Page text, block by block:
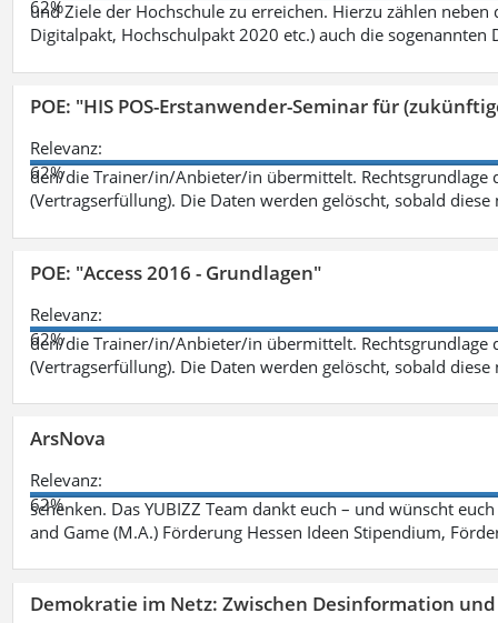
62%
und Ziele der Hochschule zu erreichen. Hierzu zählen
Digitalpakt, Hochschulpakt 2020 etc.) auch die
POE: "HIS POS-Erstanwender-Seminar für
Relevanz:
62%
den/die Trainer/in/Anbieter/in übermittelt. Rechtsgrundlage
(Vertragserfüllung). Die Daten werden gelöscht, sobald
POE: "Access 2016 - Grundlagen"
Relevanz:
62%
den/die Trainer/in/Anbieter/in übermittelt. Rechtsgrundlage
(Vertragserfüllung). Die Daten werden gelöscht, sobald
ArsNova
Relevanz:
62%
schenken. Das YUBIZZ Team dankt euch – und wünscht
and Game (M.A.) Förderung Hessen Ideen Stipendium,
Demokratie im Netz: Zwischen Desinformation